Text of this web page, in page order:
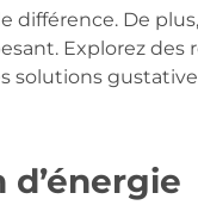
différence. De
Explorez des
solutions